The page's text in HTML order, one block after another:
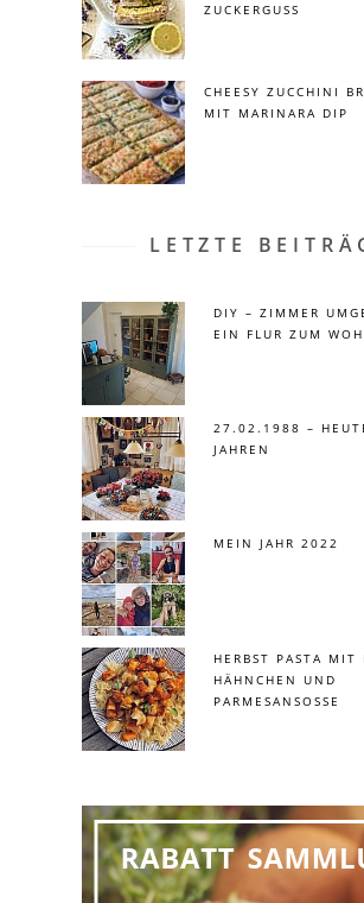
ZUCKERGUSS
CHEESY ZUCCHINI
MIT MARINARA DIP
LETZTE
DIY – ZIMMER
EIN FLUR ZUM
27.02.1988 –
JAHREN
MEIN JAHR 2022
HERBST PASTA MIT
HÄHNCHEN UND
PARMESANSOSSE